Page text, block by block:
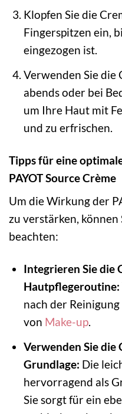
Klopfen Sie die
Fingerspitzen ein,
eingezogen ist.
Verwenden Sie die
abends oder bei
um Ihre Haut mit
und zu erfrischen.
Tipps für eine
PAYOT Source Crème
Um die Wirkung der
zu verstärken, können
beachten:
Integrieren Sie die
Hautpflegeroutine:
nach der
von Make-up.
Verwenden Sie die
Grundlage: Die
hervorragend als
Sie sorgt für ein